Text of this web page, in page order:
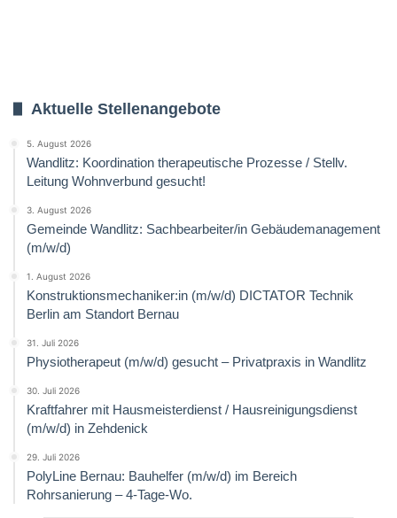
Aktuelle Stellenangebote
5. August 2026
Wandlitz: Koordination therapeutische Prozesse / Stellv.
Leitung Wohnverbund gesucht!
3. August 2026
Gemeinde Wandlitz: Sachbearbeiter/in Gebäudemanagement
(m/w/d)
1. August 2026
Konstruktionsmechaniker:in (m/w/d) DICTATOR Technik
Berlin am Standort Bernau
31. Juli 2026
Physiotherapeut (m/w/d) gesucht – Privatpraxis in Wandlitz
30. Juli 2026
Kraftfahrer mit Hausmeisterdienst / Hausreinigungsdienst
(m/w/d) in Zehdenick
29. Juli 2026
PolyLine Bernau: Bauhelfer (m/w/d) im Bereich
Rohrsanierung – 4-Tage-Wo.